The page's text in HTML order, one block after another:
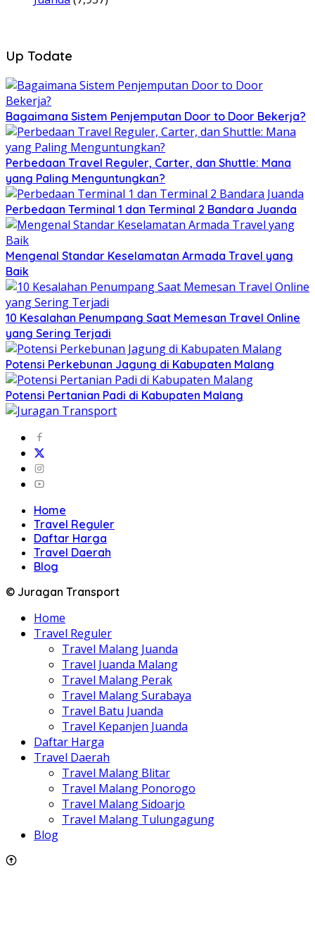
Up Todate
Bagaimana Sistem Penjemputan Door to Door Bekerja?
Perbedaan Travel Reguler, Carter, dan Shuttle: Mana
yang Paling Menguntungkan?
Perbedaan Terminal 1 dan Terminal 2 Bandara Juanda
Mengenal Standar Keselamatan Armada Travel yang
Baik
10 Kesalahan Penumpang Saat Memesan Travel Online
yang Sering Terjadi
Potensi Perkebunan Jagung di Kabupaten Malang
Potensi Pertanian Padi di Kabupaten Malang
Home
Travel Reguler
Daftar Harga
Travel Daerah
Blog
© Juragan Transport
Home
Travel Reguler
Travel Malang Juanda
Travel Juanda Malang
Travel Malang Perak
Travel Malang Surabaya
Travel Batu Juanda
Travel Kepanjen Juanda
Daftar Harga
Travel Daerah
Travel Malang Blitar
Travel Malang Ponorogo
Travel Malang Sidoarjo
Travel Malang Tulungagung
Blog